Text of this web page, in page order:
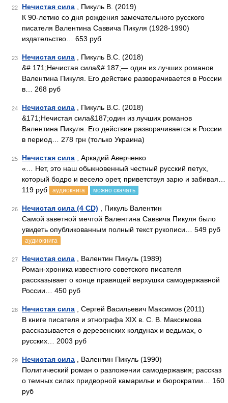
22 Нечистая сила , Пикуль В. (2019)
К 90-летию со дня рождения замечательного русского
писателя Валентина Саввича Пикуля (1928-1990)
издательство… 653 руб
23 Нечистая сила , Пикуль В.С. (2018)
&# 171;Нечистая сила&# 187;— один из лучших романов
Валентина Пикуля. Его действие разворачивается в России
в… 268 руб
24 Нечистая сила , Пикуль В.С. (2018)
&171;Нечистая сила&187;один из лучших романов
Валентина Пикуля. Его действие разворачивается в России
в период… 278 грн (только Украина)
25 Нечистая сила , Аркадий Аверченко
«… Нет, это наш обыкновенный честный русский петух,
который бодро и весело орет, приветствуя зарю и забивая…
119 руб
аудиокнига можно скачать
26 Нечистая сила (4 CD) , Пикуль Валентин
Самой заветной мечтой Валентина Саввича Пикуля было
увидеть опубликованным полный текст рукописи… 549 руб
аудиокнига
27 Нечистая сила , Валентин Пикуль (1989)
Роман-хроника известного советского писателя
рассказывает о конце правящей верхушки самодержавной
России… 450 руб
28 Нечистая сила , Сергей Васильевич Максимов (2011)
В книге писателя и этнографа XIX в. С. В. Максимова
рассказывается о деревенских колдунах и ведьмах, о
русских… 2003 руб
29 Нечистая сила , Валентин Пикуль (1990)
Политический роман о разложении самодержавия; рассказ
о темных силах придворной камарильи и бюрократии… 160
руб